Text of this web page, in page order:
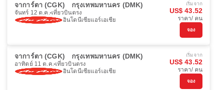
จาการ์ตา (CGK) กรุงเทพมหานคร (DMK)
จันทร์ 12 ต.ค. เที่ยวบินตรง
อินโดนีเซียแอร์เอเชีย
เริ่มจาก
US$ 43.52
ราคา/ คน
จอง
จาการ์ตา (CGK) กรุงเทพมหานคร (DMK)
อาทิตย์ 11 ต.ค. เที่ยวบินตรง
อินโดนีเซียแอร์เอเชีย
เริ่มจาก
US$ 43.52
ราคา/ คน
จอง